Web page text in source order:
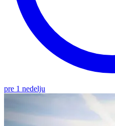
pre 1 nedelju